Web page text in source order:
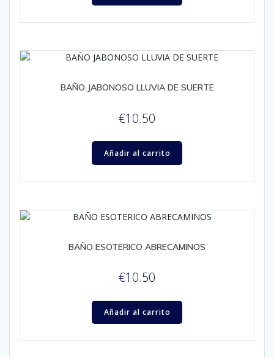
BAÑO JABONOSO LLUVIA DE SUERTE
€10.50
Añadir al carrito
BAÑO ESOTERICO ABRECAMINOS
€10.50
Añadir al carrito